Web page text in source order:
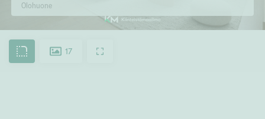
Olohuone
17